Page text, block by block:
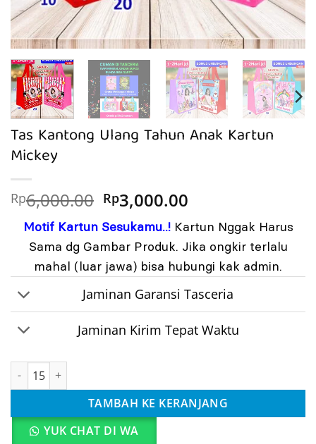
Tas Kantong Ulang Tahun Anak Kartun
Mickey
Rp6,000.00 Harga
aslinya
adalah:
Rp6,000.00.
Rp3,000.00
ini
adalah:
Rp3,000.00.
Motif Kartun Sesukamu..!Kartun Nggak Harus
Sama dg Gambar Produk. Jika ongkir terlalu
mahal (luar jawa) bisa hubungi kak admin.
Jaminan Garansi Tasceria
Jaminan Kirim Tepat Waktu
Kuantitas Tas Kantong Ulang Tahun Anak Kartun Mickey
TAMBAH KE KERANJANG
YUK CHAT DI WA